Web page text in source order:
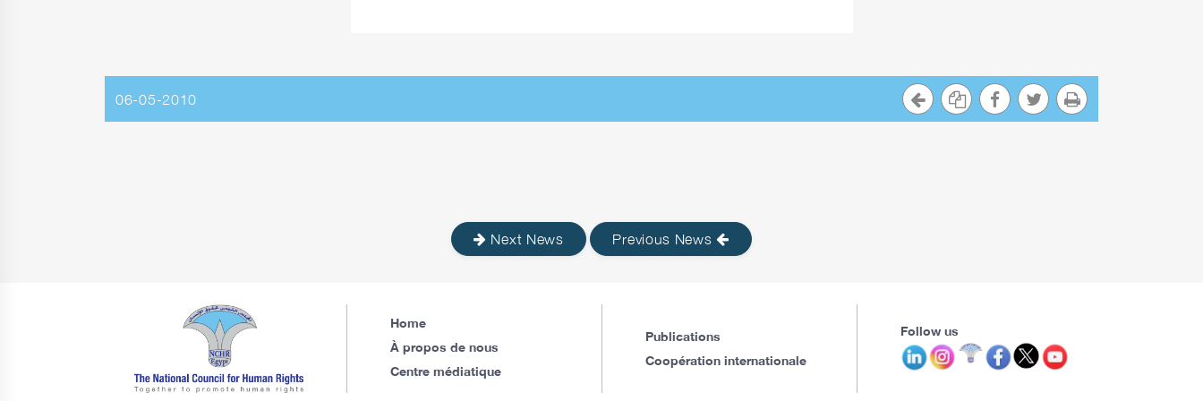
06-05-2010
Next News Previous News
Home
À propos de nous
Centre médiatique
Publications
Coopération internationale
Follow us